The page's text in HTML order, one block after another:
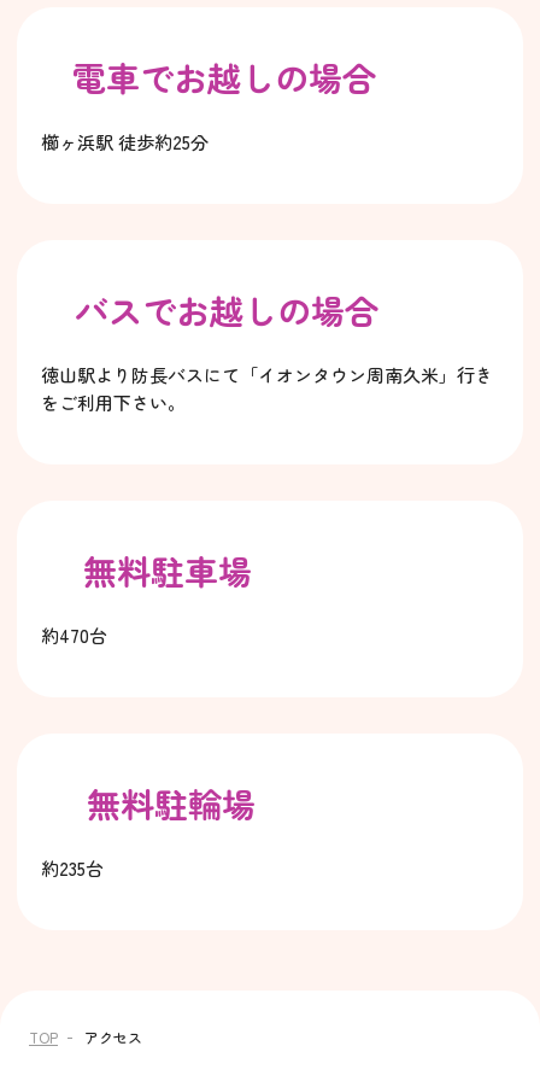
電車でお越しの場合
櫛ヶ浜駅 徒歩約25分
バスでお越しの場合
徳山駅より防長バスにて「イオンタウン周南久米」行き
をご利用下さい。
無料駐車場
約470台
無料駐輪場
約235台
TOP アクセス